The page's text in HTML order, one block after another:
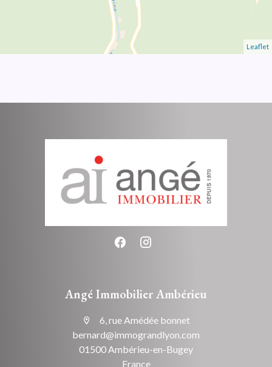
Leaflet
Angé Immobilier Ambérieu
6, rue Amédée bonnet
bernard@immograndlyon.com
01500 Ambérieu-en-Bugey
France